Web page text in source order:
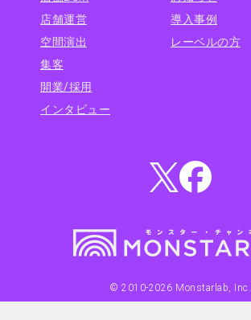
店舗運営
空間演出
集客
開業/採用
インタビュー
導入事例
レーベルの方
© 2010-2026 Monstarlab, Inc.